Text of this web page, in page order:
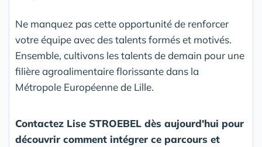
Ne manquez pas cette opportunité de renforcer
votre équipe avec des talents formés et motivés.
Ensemble, cultivons les talents de demain pour une
filière agroalimentaire florissante dans la
Métropole Européenne de Lille.
Contactez Lise STROEBEL dès aujourd'hui pour
découvrir comment intégrer ce parcours et